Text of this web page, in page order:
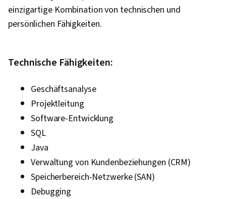
einzigartige Kombination von technischen und
persönlichen Fähigkeiten.
Technische Fähigkeiten:
Geschäftsanalyse
Projektleitung
Software-Entwicklung
SQL
Java
Verwaltung von Kundenbeziehungen (CRM)
Speicherbereich-Netzwerke (SAN)
Debugging